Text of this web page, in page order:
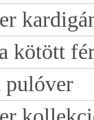
kötött